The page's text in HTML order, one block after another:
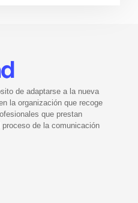
de adaptarse a la nueva
la organización que recoge
que prestan
de la comunicación